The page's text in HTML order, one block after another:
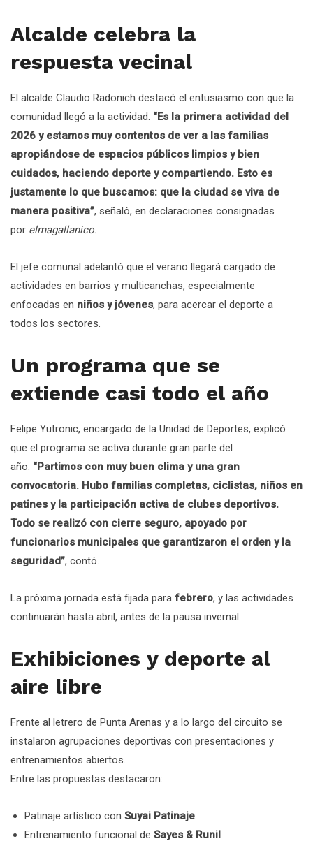
Alcalde celebra la
respuesta vecinal
El alcalde Claudio Radonich destacó el entusiasmo con que la
comunidad llegó a la actividad. “Es la primera actividad del
2026 y estamos muy contentos de ver a las familias
apropiándose de espacios públicos limpios y bien
cuidados, haciendo deporte y compartiendo. Esto es
justamente lo que buscamos: que la ciudad se viva de
manera positiva”, señaló, en declaraciones consignadas
por elmagallanico.
El jefe comunal adelantó que el verano llegará cargado de
actividades en barrios y multicanchas, especialmente
enfocadas en niños y jóvenes, para acercar el deporte a
todos los sectores.
Un programa que se
extiende casi todo el año
Felipe Yutronic, encargado de la Unidad de Deportes, explicó
que el programa se activa durante gran parte del
año: “Partimos con muy buen clima y una gran
convocatoria. Hubo familias completas, ciclistas, niños en
patines y la participación activa de clubes deportivos.
Todo se realizó con cierre seguro, apoyado por
funcionarios municipales que garantizaron el orden y la
seguridad”, contó.
La próxima jornada está fijada para febrero, y las actividades
continuarán hasta abril, antes de la pausa invernal.
Exhibiciones y deporte al
aire libre
Frente al letrero de Punta Arenas y a lo largo del circuito se
instalaron agrupaciones deportivas con presentaciones y
entrenamientos abiertos.
Entre las propuestas destacaron:
Patinaje artístico con Suyai Patinaje
Entrenamiento funcional de Sayes & Runil